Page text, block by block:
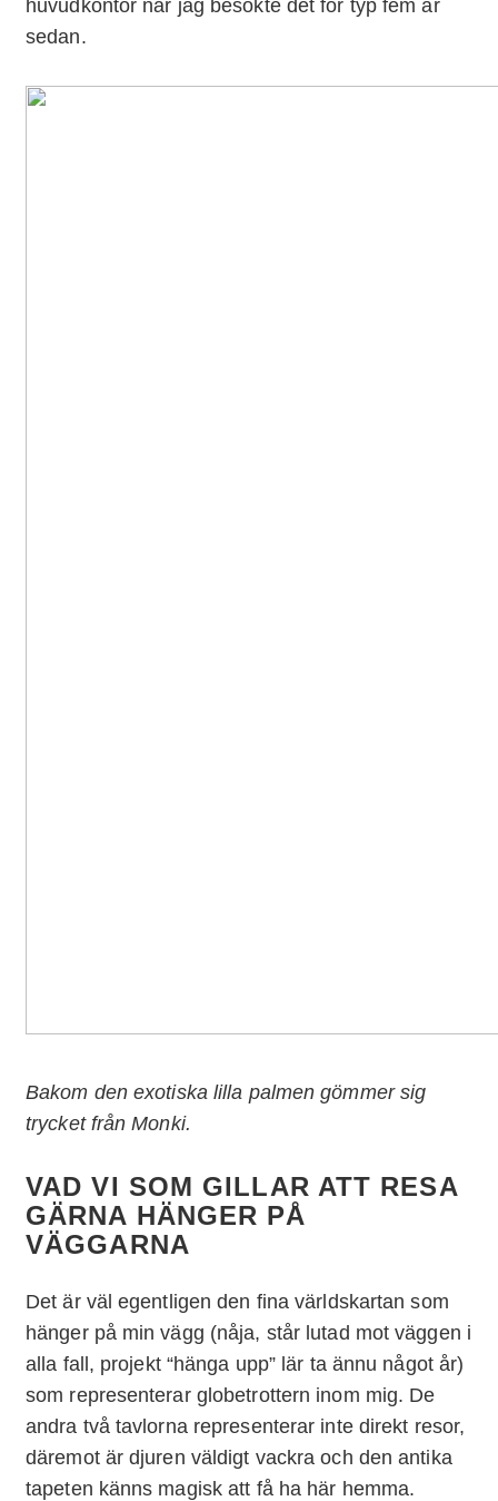
huvudkontor när jag besökte det för typ fem år
sedan.
Bakom den exotiska lilla palmen gömmer sig
trycket från Monki.
VAD VI SOM GILLAR ATT RESA
GÄRNA HÄNGER PÅ
VÄGGARNA
Det är väl egentligen den fina världskartan som
hänger på min vägg (nåja, står lutad mot väggen i
alla fall, projekt “hänga upp” lär ta ännu något år)
som representerar globetrottern inom mig. De
andra två tavlorna representerar inte direkt resor,
däremot är djuren väldigt vackra och den antika
tapeten känns magisk att få ha här hemma.